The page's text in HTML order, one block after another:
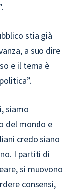
stia già
a suo dire
e il tema è
siamo
del mondo e
credo siano
I partiti di
si muovono
consensi,